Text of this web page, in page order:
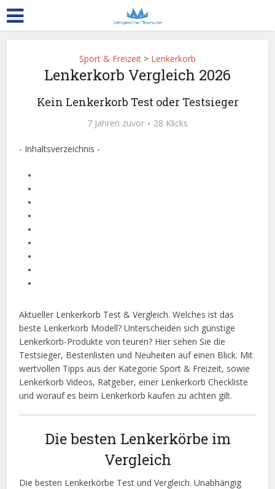
Sport & Freizeit > Lenkerkorb
Lenkerkorb Vergleich 2026
Kein Lenkerkorb Test oder Testsieger
7 Jahren zuvor 28 Klicks
- Inhaltsverzeichnis -
Aktueller Lenkerkorb Test & Vergleich. Welches ist das
beste Lenkerkorb Modell? Unterscheiden sich günstige
Lenkerkorb-Produkte von teuren? Hier sehen Sie die
Testsieger, Bestenlisten und Neuheiten auf einen Blick. Mit
wertvollen Tipps aus der Kategorie Sport & Freizeit, sowie
Lenkerkorb Videos, Ratgeber, einer Lenkerkorb Checkliste
und worauf es beim Lenkerkorb kaufen zu achten gilt.
Die besten Lenkerkörbe im
Vergleich
Die besten Lenkerkörbe Test und Vergleich. Unabhängig